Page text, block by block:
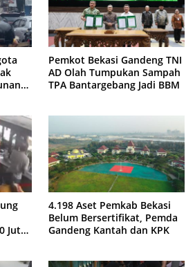
Pemkot Bekasi Gandeng TNI
AD Olah Tumpukan Sampah
TPA Bantargebang Jadi BBM
Juta
4.198 Aset Pemkab Bekasi
Belum Bersertifikat, Pemda
Gandeng Kantah dan KPK